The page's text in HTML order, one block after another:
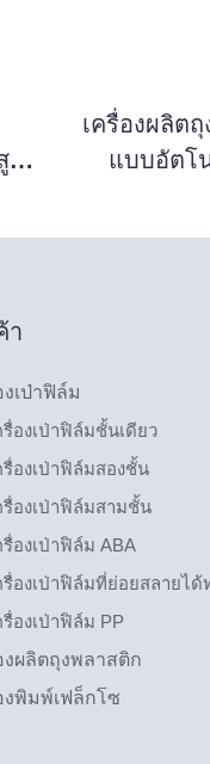
ง
เครื่องผลิตถุ
แบบอัตโ
า
งเป่าฟิล์ม
รื่องเป่าฟิล์มชั้นเดียว
รื่องเป่าฟิล์มสองชั้น
รื่องเป่าฟิล์มสามชั้น
รื่องเป่าฟิล์ม ABA
รื่องเป่าฟิล์มที่ย่อยสลายได้
รื่องเป่าฟิล์ม PP
งผลิตถุงพลาสติก
งพิมพ์เฟล็กโซ